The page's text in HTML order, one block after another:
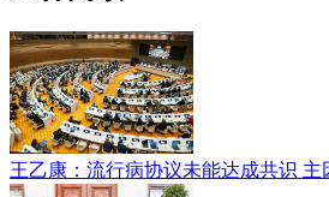
王乙康：流行病协议未能达成共识